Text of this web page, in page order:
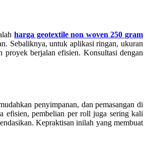
harga geotextile non woven 250 gram
Sebaliknya, untuk aplikasi ringan, ukuran
proyek berjalan efisien. Konsultasi dengan
penyimpanan, dan pemasangan di
efisien, pembelian per roll juga sering kali
Kepraktisan inilah yang membuat